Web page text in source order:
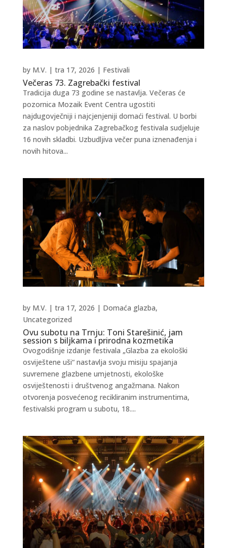
Večeras 73. Zagrebački festival
by M.V. | tra 17, 2026 | Festivali
Tradicija duga 73 godine se nastavlja. Večeras će
pozornica Mozaik Event Centra ugostiti
najdugovječniji i najcjenjeniji domaći festival. U borbi
za naslov pobjednika Zagrebačkog festivala sudjeluje
16 novih skladbi. Uzbudljiva večer puna iznenađenja i
novih hitova...
Ovu subotu na Trnju: Toni Starešinić, jam
session s biljkama i prirodna kozmetika
by M.V. | tra 17, 2026 | Domaća glazba,
Uncategorized
Ovogodišnje izdanje festivala „Glazba za ekološki
osviještene uši“ nastavlja svoju misiju spajanja
suvremene glazbene umjetnosti, ekološke
osviještenosti i društvenog angažmana. Nakon
otvorenja posvećenog recikliranim instrumentima,
festivalski program u subotu, 18....